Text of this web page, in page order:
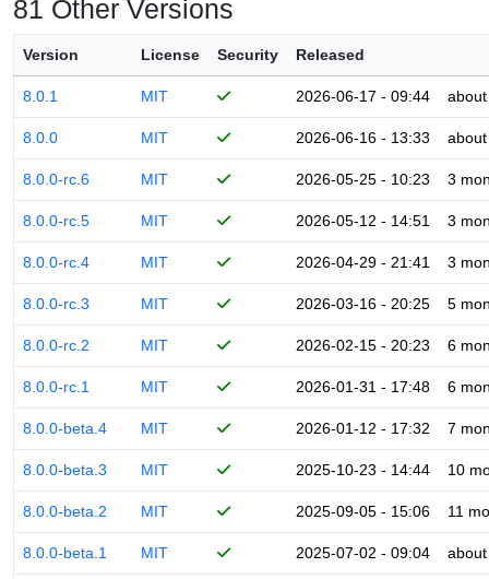
81 Other Versions
Version License Security Released
8.0.1 MIT 2026-06-17 - 09:44
8.0.0 MIT 2026-06-16 - 13:33
8.0.0-rc.6 MIT 2026-05-25 - 10:23 3
8.0.0-rc.5 MIT 2026-05-12 - 14:51 3
8.0.0-rc.4 MIT 2026-04-29 - 21:41 3
8.0.0-rc.3 MIT 2026-03-16 - 20:25 5
8.0.0-rc.2 MIT 2026-02-15 - 20:23 6
8.0.0-rc.1 MIT 2026-01-31 - 17:48 6
8.0.0-beta.4 MIT 2026-01-12 - 17:32 7
8.0.0-beta.3 MIT 2025-10-23 - 14:44 10
8.0.0-beta.2 MIT 2025-09-05 - 15:06 11
8.0.0-beta.1 MIT 2025-07-02 - 09:04